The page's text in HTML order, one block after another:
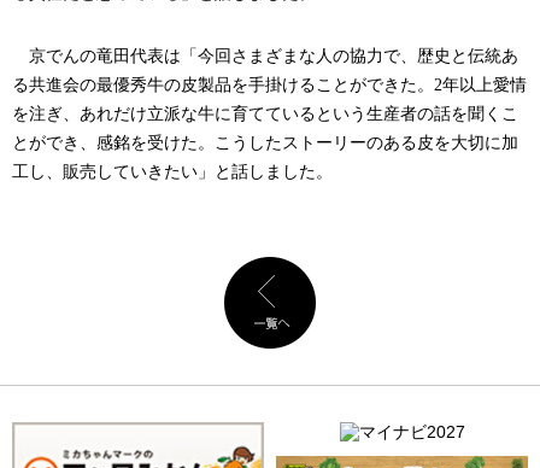
京でんの竜田代表は「今回さまざまな人の協力で、歴史と伝統あ
る共進会の最優秀牛の皮製品を手掛けることができた。 2年以上愛情
を注ぎ、あれだけ立派な牛に育てているという生産者の話を聞くこ
とができ、感銘を受けた。こうしたストーリーのある皮を大切に加
工し、販売していきたい」と話しました。